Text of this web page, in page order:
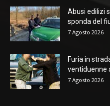
Abusi edilizi
sponda del
7 Agosto 2026
Furia in
ventiduenne
7 Agosto 2026